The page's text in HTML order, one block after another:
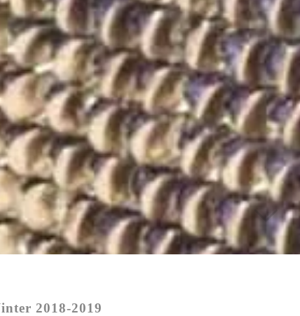
2018-2019